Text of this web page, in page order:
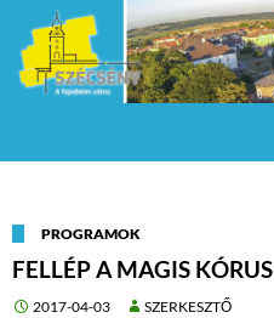
PROGRAMOK
FELLÉP A MAGIS KÓRUS
2017-04-03 SZERKESZTŐ